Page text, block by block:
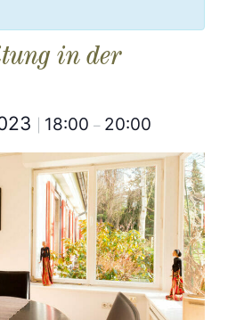
in der
18:00 – 20:00